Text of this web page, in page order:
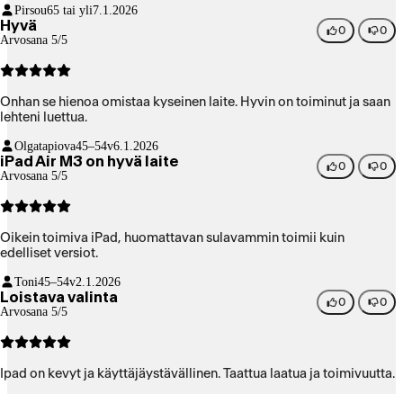
Pirsou65 tai yli7.1.2026
Hyvä
Arvosana 5/5
0 0
Onhan se hienoa omistaa kyseinen laite. Hyvin on toiminut ja saan
lehteni luettua.
Olgatapiova45–54v6.1.2026
iPad Air M3 on hyvä laite
Arvosana 5/5
0 0
Oikein toimiva iPad, huomattavan sulavammin toimii kuin
edelliset versiot.
Toni45–54v2.1.2026
Loistava valinta
Arvosana 5/5
0 0
Ipad on kevyt ja käyttäjäystävällinen. Taattua laatua ja toimivuutta.